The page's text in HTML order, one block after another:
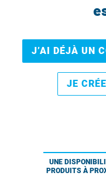
J’AI DÉJÀ UN
JE
UNE
PRODUITS À